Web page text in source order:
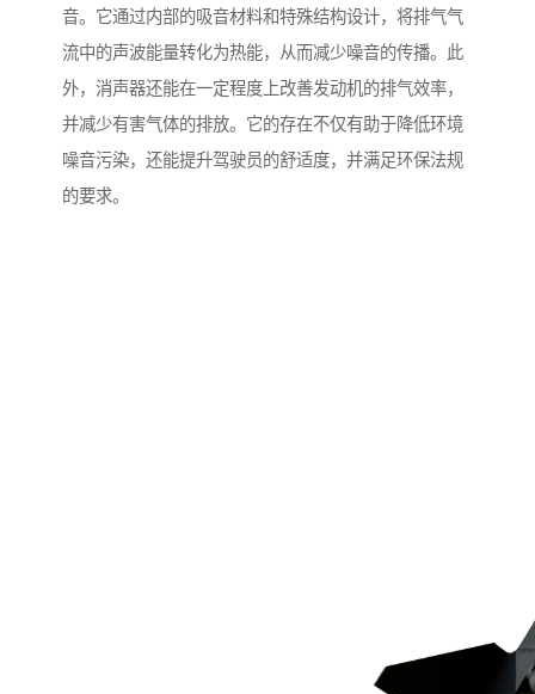
音。它通过内部的吸音材料和特殊结构设计，将排气气
流中的声波能量转化为热能，从而减少噪音的传播。此
外，消声器还能在一定程度上改善发动机的排气效率，
并减少有害气体的排放。它的存在不仅有助于降低环境
噪音污染，还能提升驾驶员的舒适度，并满足环保法规
的要求。